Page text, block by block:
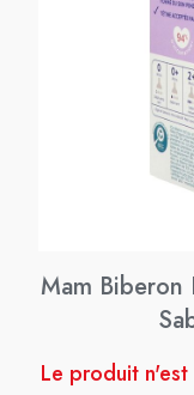
Mam Biberon
Le produit